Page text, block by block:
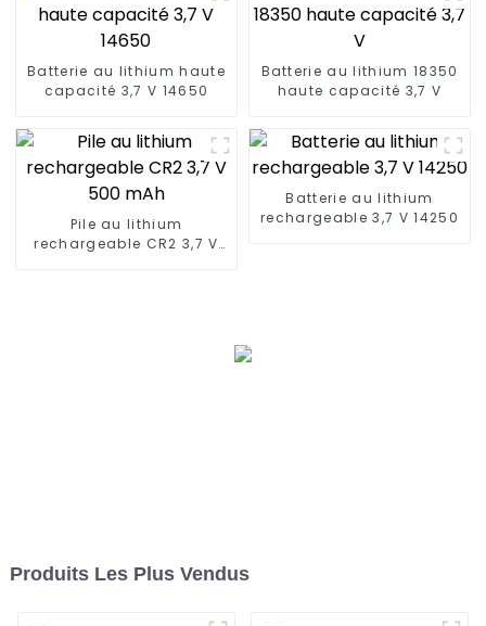
Batterie au lithium haute
capacité 3,7 V 14650
Batterie au lithium 18350
haute capacité 3,7 V
Pile au lithium
rechargeable CR2 3,7 V
Batterie au lithium
rechargeable 3,7 V 14250
Produits Les Plus Vendus